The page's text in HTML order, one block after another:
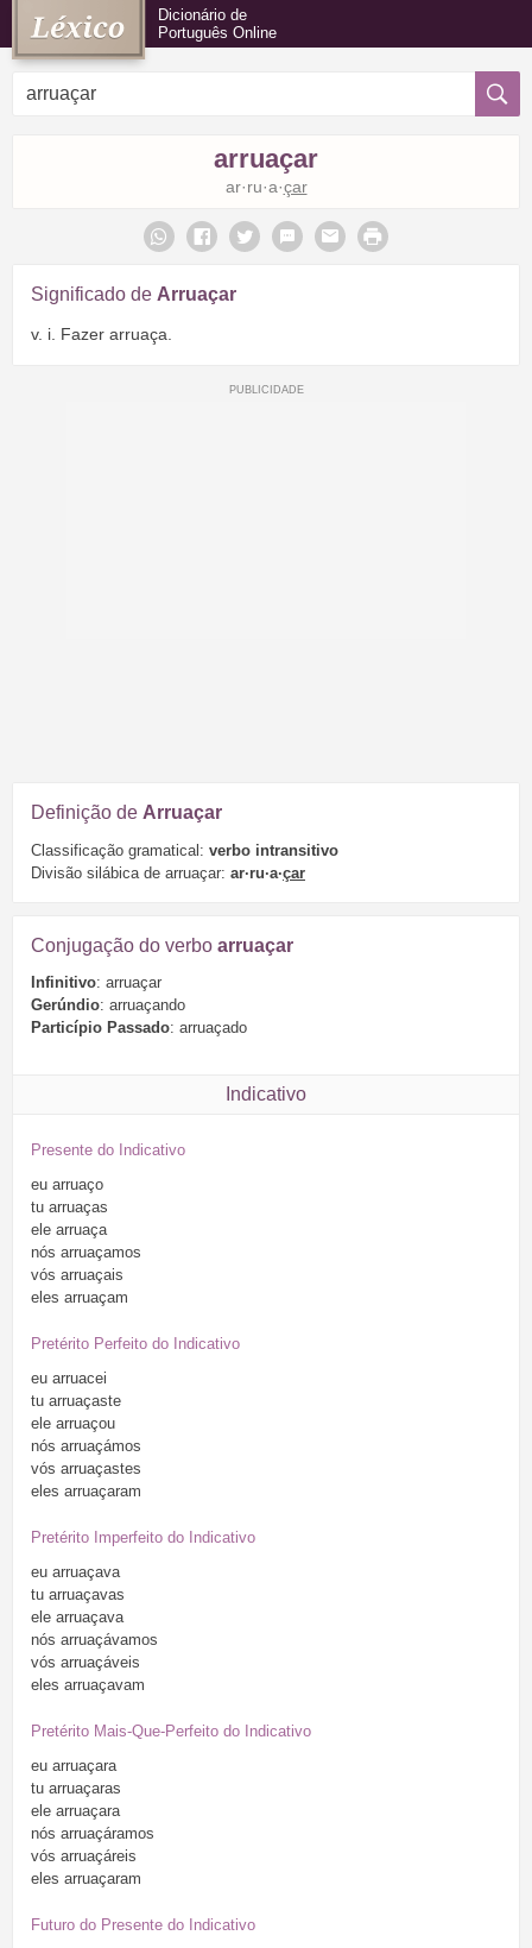
Dicionário de
Português Online
arruaçar
ar·ru·a·çar
Significado de Arruaçar
v. i. Fazer arruaça.
Definição de Arruaçar
Classificação gramatical: verbo intransitivo
Divisão silábica de arruaçar: ar·ru·a·çar
Conjugação do verbo arruaçar
Infinitivo: arruaçar
Gerúndio: arruaçando
Particípio Passado: arruaçado
Indicativo
Presente do Indicativo
eu arruaço
tu arruaças
ele arruaça
nós arruaçamos
vós arruaçais
eles arruaçam
Pretérito Perfeito do Indicativo
eu arruacei
tu arruaçaste
ele arruaçou
nós arruaçámos
vós arruaçastes
eles arruaçaram
Pretérito Imperfeito do Indicativo
eu arruaçava
tu arruaçavas
ele arruaçava
nós arruaçávamos
vós arruaçáveis
eles arruaçavam
Pretérito Mais-Que-Perfeito do Indicativo
eu arruaçara
tu arruaçaras
ele arruaçara
nós arruaçáramos
vós arruaçáreis
eles arruaçaram
Futuro do Presente do Indicativo